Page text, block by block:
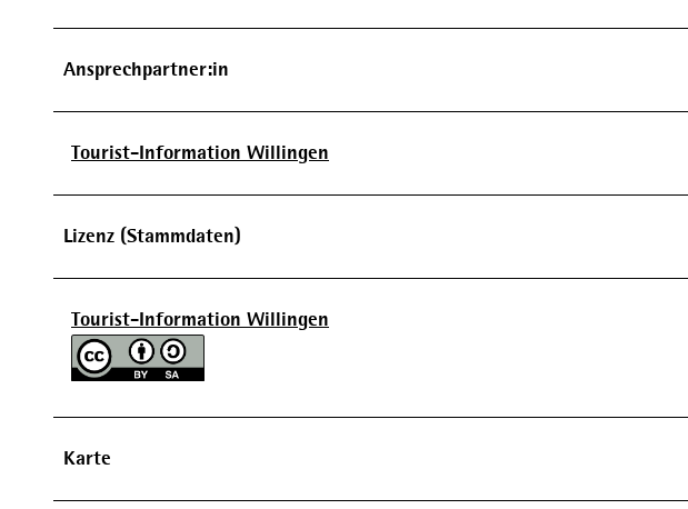
Ansprechpartner:in
Tourist-Information Willingen
Lizenz (Stammdaten)
Tourist-Information Willingen
Karte